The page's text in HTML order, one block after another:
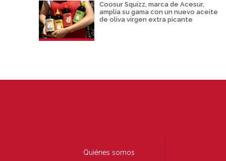
Coosur Squizz, marca de Acesur,
amplia su gama con un nuevo aceite
de oliva virgen extra picante
Quiénes somos